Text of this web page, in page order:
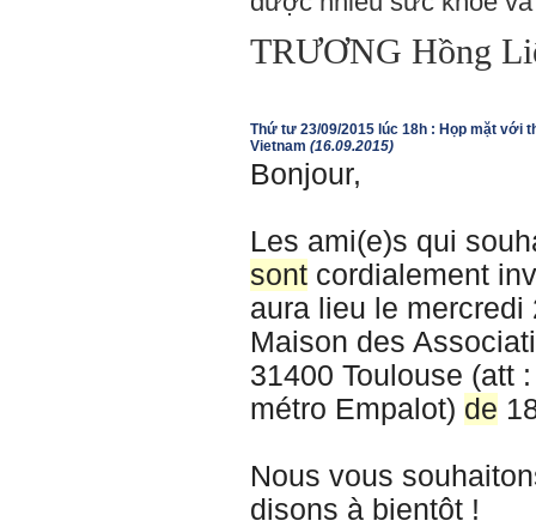
TRƯƠNG Hồng
Thứ tư 23/09/2015 lúc 18h : Họp mặt với
Vietnam (16.09.2015)
Bonjour,
Les ami(e)s qui
sont cordialement
aura lieu le
Maison des
31400 Toulouse (att
métro Empalot) de
Nous vous
disons à bientôt !